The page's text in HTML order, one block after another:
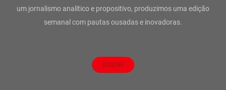
um jornalismo analítico e propositivo, produzimos uma edição
semanal com pautas ousadas e inovadoras.
ASSINE